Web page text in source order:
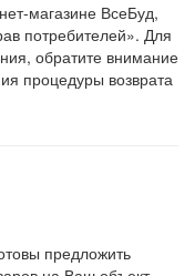
магазине ВсеБуд,
потребителей». Для
обратите внимание
процедуры возврата
предложить